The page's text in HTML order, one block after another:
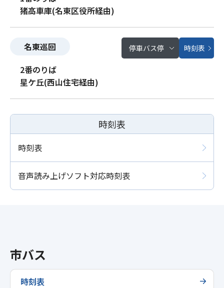
猪高車庫(名東区役所経由)
名東巡回
2番のりば
星ケ丘(西山住宅経由)
時刻表
停車バス停
時刻表
時刻表
音声読み上げソフト対応時刻表
市バス
時刻表